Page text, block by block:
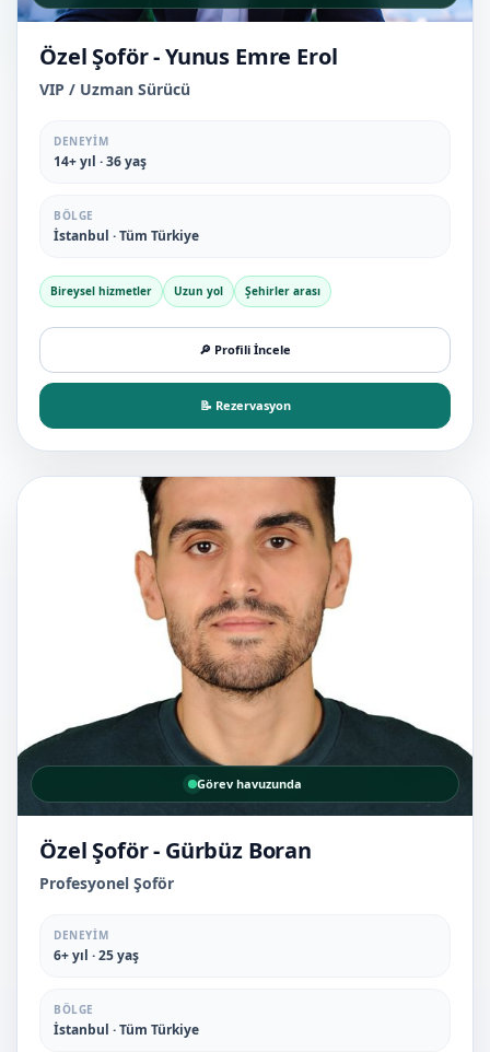
Özel Şoför - Yunus Emre Erol
VIP / Uzman Sürücü
DENEYIM
14+ yıl · 36 yaş
BÖLGE
İstanbul · Tüm Türkiye
Bireysel hizmetler Uzun yol Şehirler arası
🔎 Profili İncele
📝 Rezervasyon
Görev havuzunda
Özel Şoför - Gürbüz Boran
Profesyonel Şoför
DENEYIM
6+ yıl · 25 yaş
BÖLGE
İstanbul · Tüm Türkiye